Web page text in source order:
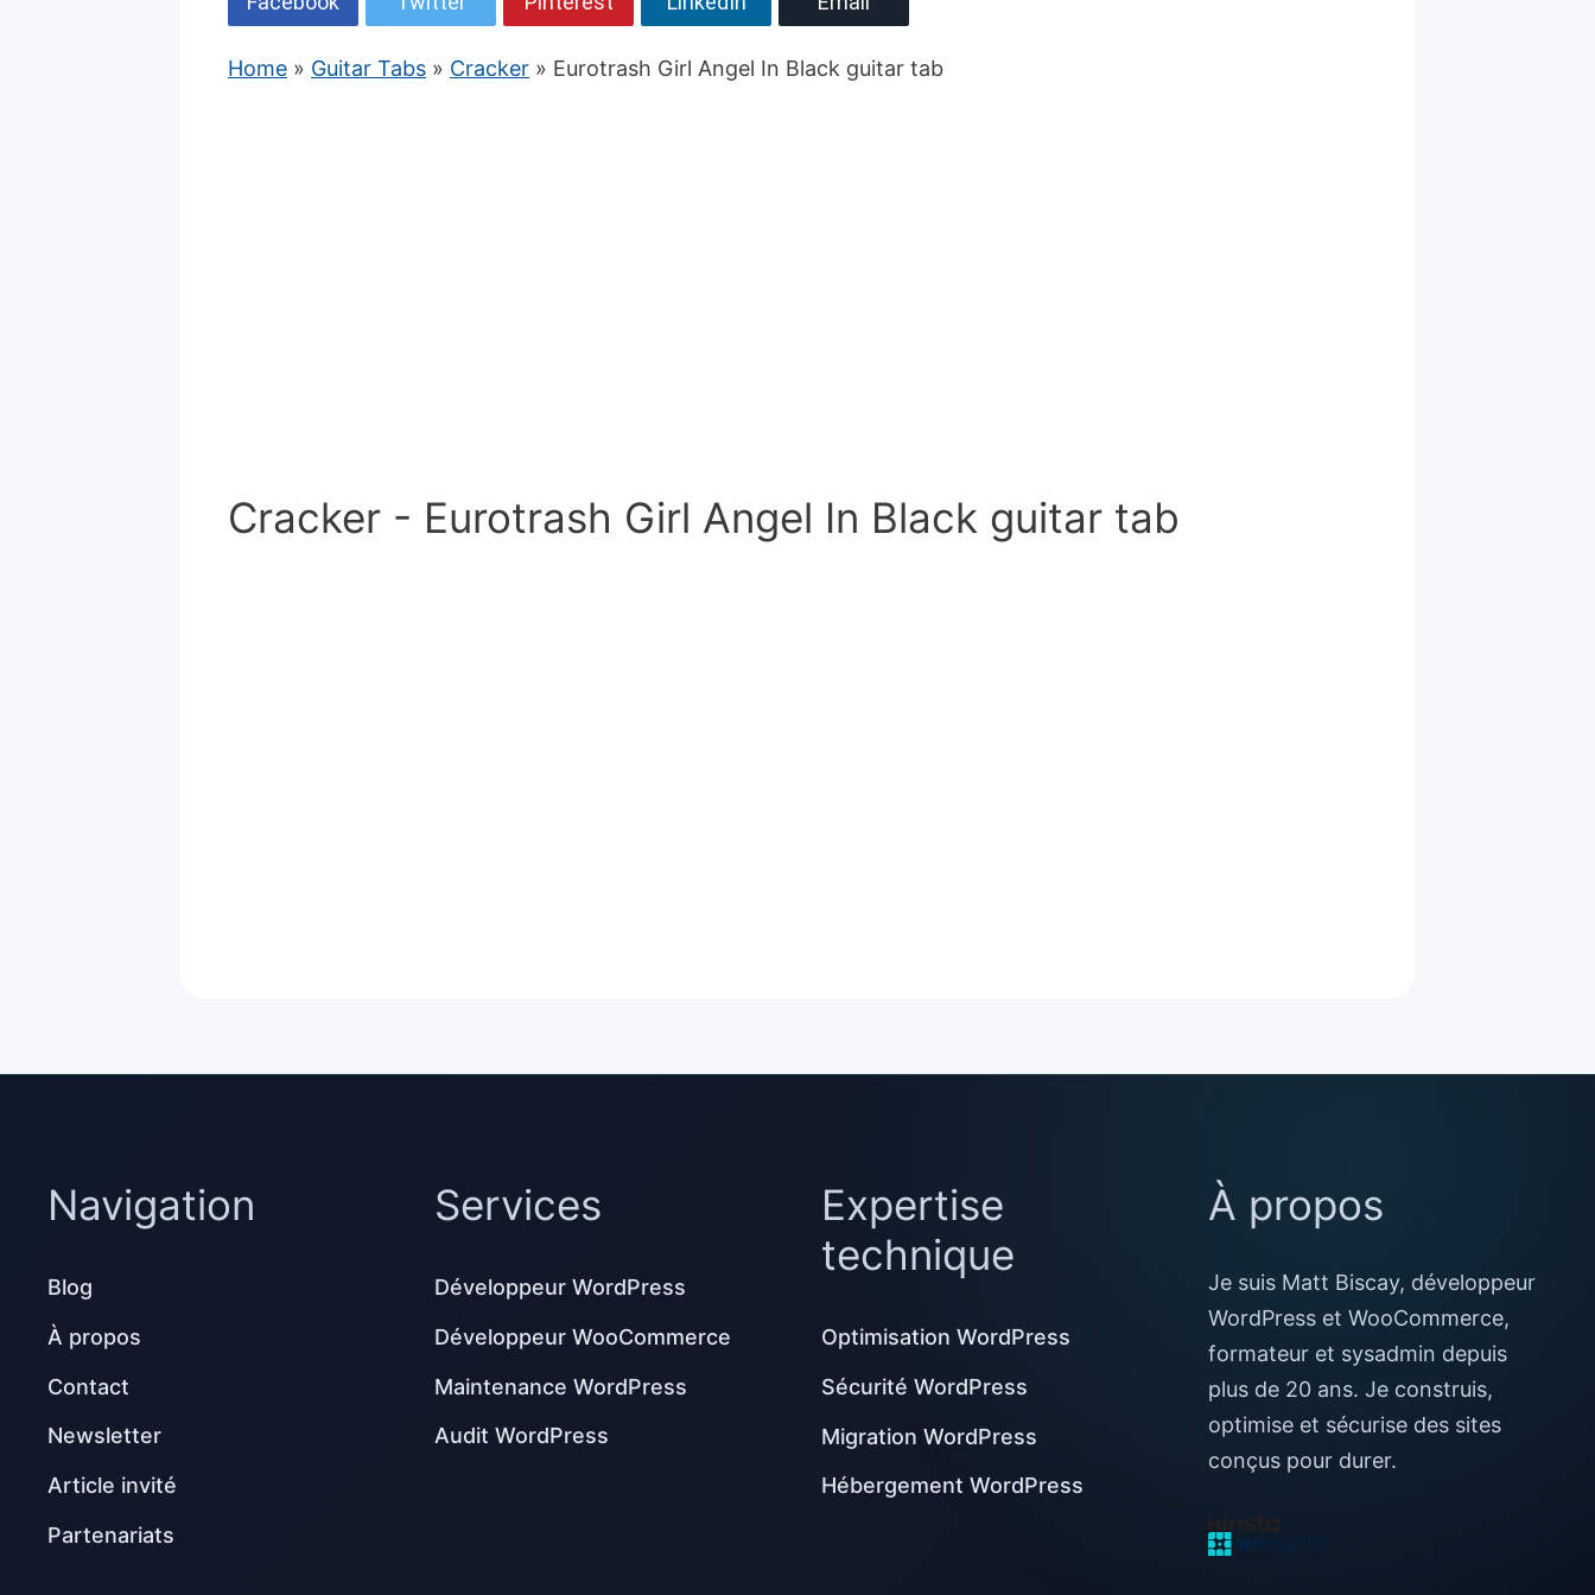
Home » Guitar Tabs » Cracker » Eurotrash Girl Angel In Black guitar tab
Cracker - Eurotrash Girl Angel In Black guitar tab
Navigation
Blog
À propos
Contact
Newsletter
Article invité
Partenariats
Services
Développeur WordPress
Développeur WooCommerce
Maintenance WordPress
Audit WordPress
Expertise
technique
Optimisation WordPress
Sécurité WordPress
Migration WordPress
Hébergement WordPress
À propos
Je suis Matt Biscay, développeur
WordPress et WooCommerce,
formateur et sysadmin depuis
plus de 20 ans. Je construis,
optimise et sécurise des sites
conçus pour durer.